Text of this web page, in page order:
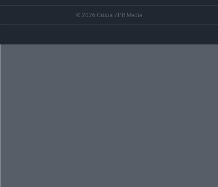
© 2026 Grupa ZPR Media